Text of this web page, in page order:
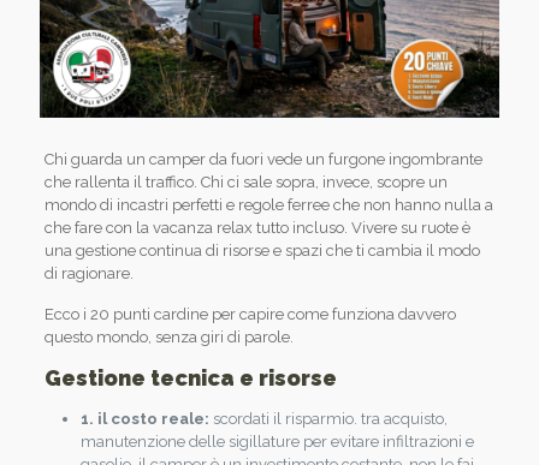
Chi guarda un camper da fuori vede un furgone ingombrante
che rallenta il traffico. Chi ci sale sopra, invece, scopre un
mondo di incastri perfetti e regole ferree che non hanno nulla a
che fare con la vacanza relax tutto incluso. Vivere su ruote è
una gestione continua di risorse e spazi che ti cambia il modo
di ragionare.
Ecco i 20 punti cardine per capire come funziona davvero
questo mondo, senza giri di parole.
Gestione tecnica e risorse
1. il costo reale: scordati il risparmio. tra acquisto,
manutenzione delle sigillature per evitare infiltrazioni e